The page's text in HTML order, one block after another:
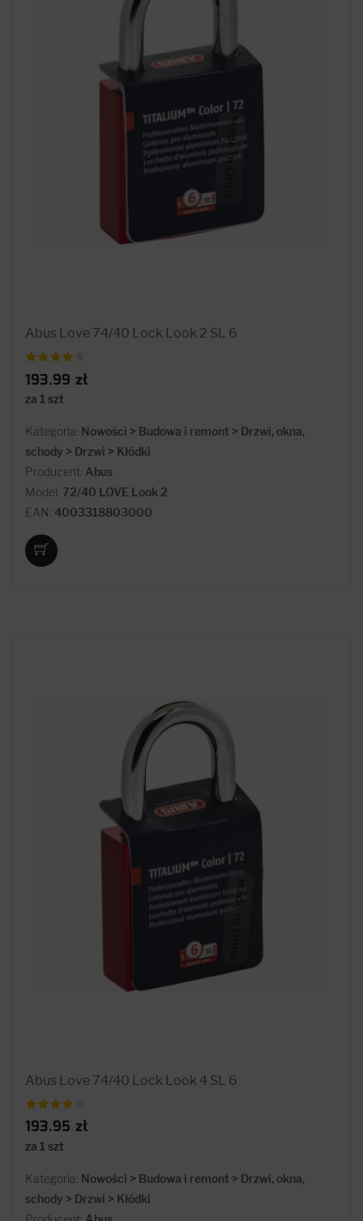
Abus Love 74/40 Lock Look 2 SL 6
193.99 zł
za 1 szt
Kategoria: Nowości > Budowa i remont > Drzwi, okna,
schody > Drzwi > Kłódki
Producent: Abus
Model: 72/40 LOVE Look 2
EAN: 4003318803000
Abus Love 74/40 Lock Look 4 SL 6
193.95 zł
za 1 szt
Kategoria: Nowości > Budowa i remont > Drzwi, okna,
schody > Drzwi > Kłódki